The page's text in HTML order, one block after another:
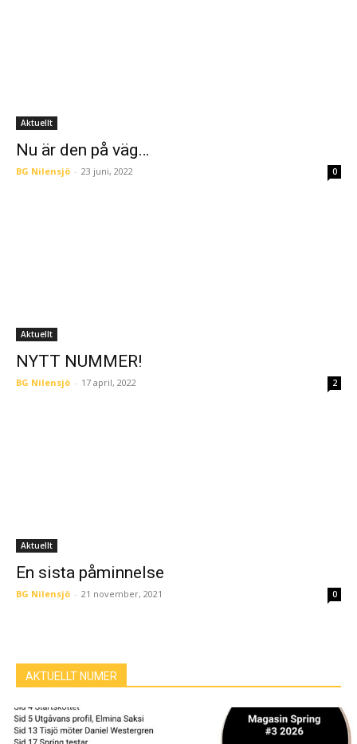
Aktuellt
Nu är den på väg…
BG Nilensjö - 23 juni, 2022 0
Aktuellt
NYTT NUMMER!
BG Nilensjö - 17 april, 2022 2
Aktuellt
En sista påminnelse
BG Nilensjö - 21 november, 2021 0
AKTUELLT NUMER